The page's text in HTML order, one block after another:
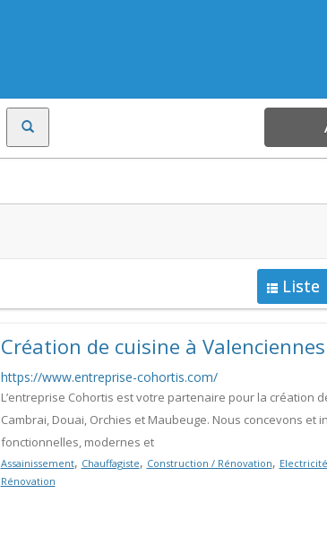
Liste
Création de cuisine à Valenciennes
https://www.entreprise-cohortis.com/
L’entreprise Cohortis est votre partenaire pour la création
Cambrai, Douai, Orchies et Maubeuge. Nous concevons et
fonctionnelles, modernes et
Assainissement, Chauffagiste, Construction / Rénovation, Electricité
Rénovation